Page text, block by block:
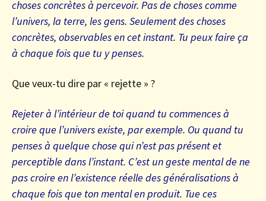
choses concrètes à percevoir. Pas de choses comme
l’univers, la terre, les gens. Seulement des choses
concrètes, observables en cet instant. Tu peux faire ça
à chaque fois que tu y penses.
Que veux-tu dire par « rejette » ?
Rejeter à l’intérieur de toi quand tu commences à
croire que l’univers existe, par exemple. Ou quand tu
penses à quelque chose qui n’est pas présent et
perceptible dans l’instant. C’est un geste mental de ne
pas croire en l’existence réelle des généralisations à
chaque fois que ton mental en produit. Tue ces